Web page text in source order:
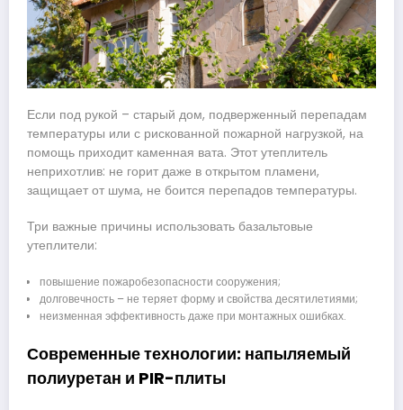
Если под рукой – старый дом, подверженный перепадам
температуры или с рискованной пожарной нагрузкой, на
помощь приходит каменная вата. Этот утеплитель
неприхотлив: не горит даже в открытом пламени,
защищает от шума, не боится перепадов температуры.
Три важные причины использовать базальтовые
утеплители:
повышение пожаробезопасности сооружения;
долговечность – не теряет форму и свойства десятилетиями;
неизменная эффективность даже при монтажных ошибках.
Современные технологии: напыляемый
полиуретан и PIR-плиты